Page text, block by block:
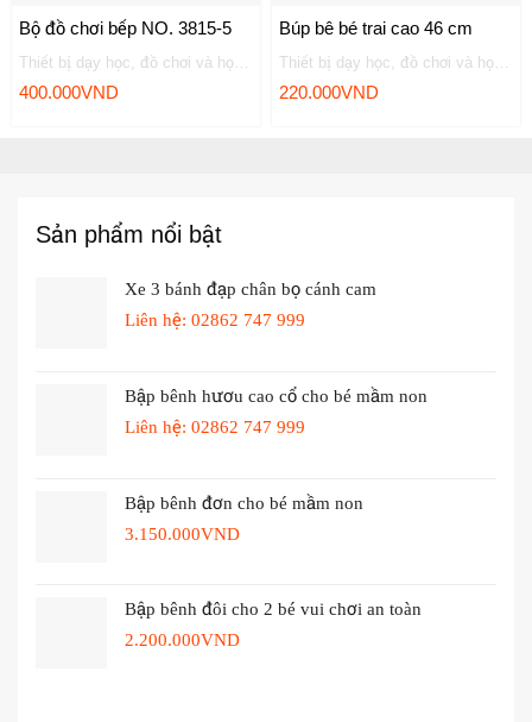
Thiết bị dạy học, đồ chơi và học liệu
Bộ đồ chơi bếp NO. 3815-5
400.000VND
Thiết bị dạy học, đồ chơi và học liệu
Búp bê bé trai cao 46 cm
220.000VND
Sản phẩm nổi bật
Xe 3 bánh đạp chân bọ cánh cam
Liên hệ: 02862 747 999
Bập bênh hươu cao cổ cho bé mầm non
Liên hệ: 02862 747 999
Bập bênh đơn cho bé mầm non
3.150.000VND
Bập bênh đôi cho 2 bé vui chơi an toàn
2.200.000VND